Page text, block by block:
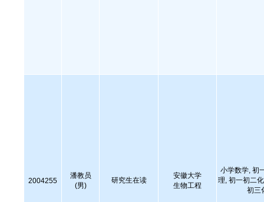
2004255
潘教员
(男)
研究生在读
安徽大学
生物工程
小学数学, 初
理, 初一初二
初三